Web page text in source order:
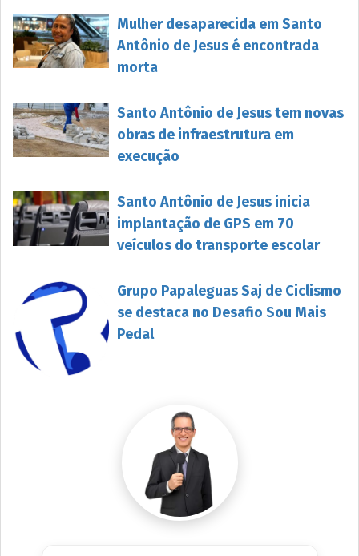
Mulher desaparecida em Santo
Antônio de Jesus é encontrada
morta
Santo Antônio de Jesus tem novas
obras de infraestrutura em
execução
Santo Antônio de Jesus inicia
implantação de GPS em 70
veículos do transporte escolar
Grupo Papaleguas Saj de Ciclismo
se destaca no Desafio Sou Mais
Pedal